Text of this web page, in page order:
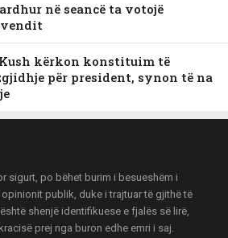
në seancë ta votojë
kërkon konstituim të
për president, synon të na
sigurt, po bëhet burim i besueshëm i
publik, duke i trajtuar të gjithë të
shenjë identifikuese e fjalës së lirë,
prej nga buron edhe emri i saj.